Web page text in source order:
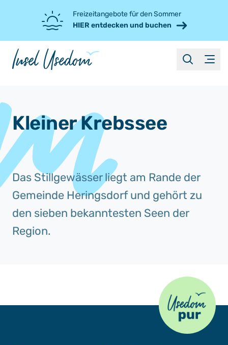
Freizeitangebote für den Sommer
HIER entdecken und buchen
Menü
suchen
Kleiner Krebssee
Das Stillgewässer liegt am Rande der
Gemeinde Heringsdorf und gehört zu
den sieben bekanntesten Seen der
Region.
Usedom Pur